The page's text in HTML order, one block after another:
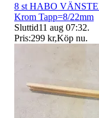
8 st HABO
Krom Tapp=8/22mm
Sluttid11 aug 07:32.
Pris:299 kr,Köp nu.